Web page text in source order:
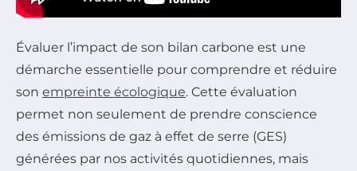
Évaluer l’impact de son bilan carbone est une
démarche essentielle pour comprendre et réduire
son empreinte écologique. Cette évaluation
permet non seulement de prendre conscience
des émissions de gaz à effet de serre (GES)
générées par nos activités quotidiennes, mais